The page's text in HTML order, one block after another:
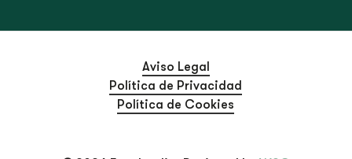
Aviso Legal
Política de Privacidad
Política de Cookies